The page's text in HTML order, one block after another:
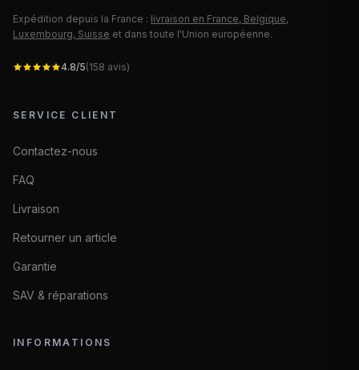
Expédition depuis la France : livraison en France, Belgique,
Luxembourg, Suisse et dans toute l'Union européenne.
4.8/5(158 avis)
SERVICE CLIENT
Contactez-nous
FAQ
Livraison
Retourner un article
Garantie
SAV & réparations
INFORMATIONS